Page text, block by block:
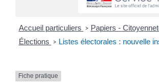
Accueil particuliers > Papiers -
Élections > Listes électorales : nouvelle
Fiche pratique